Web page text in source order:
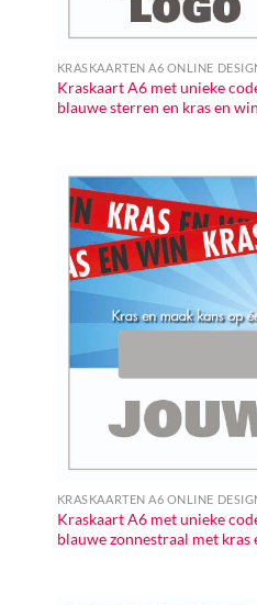
KRASKAARTEN A6 ONLINE
Kraskaart A6 met unieke
blauwe sterren en kras en
KRASKAARTEN A6 ONLINE
Kraskaart A6 met unieke
blauwe zonnestraal met